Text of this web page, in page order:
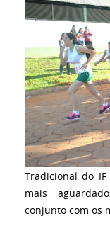
Tradicional do
mais
conjunto com os